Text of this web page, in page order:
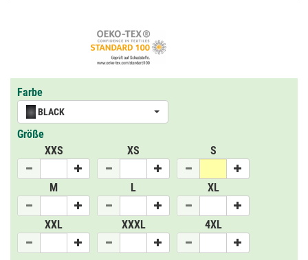
Farbe
BLACK
Größe
XXS
XS S
M L XL
XXL XXXL 4XL